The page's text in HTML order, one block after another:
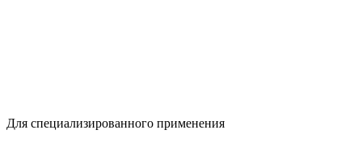
Для специализированного применения